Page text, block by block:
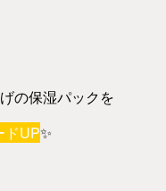
の保湿パックを
ドUP✨